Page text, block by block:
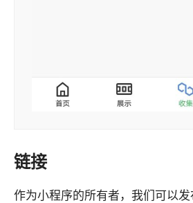
链接
作为小程序的所有者，我们可以